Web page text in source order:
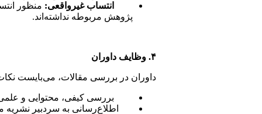
انتساب غیرواقعی: منظور
پژوهش مربوطه نداشته‌اند.
۴. وظایف داوران
داوران در بررسی مقالات، می‌بایست
بررسی کیفی، محتوایی و علمی
اطلاع‌رسانی به سردبیر